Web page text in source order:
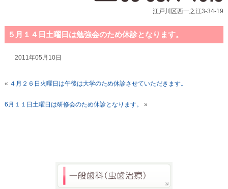
江戸川区西一之江3-34-19
５月１４日土曜日は勉強会のため休診となります。
2011年05月10日
« ４月２６日火曜日は午後は大学のため休診させていただきます。
6月１１日土曜日は研修会のため休診となります。 »